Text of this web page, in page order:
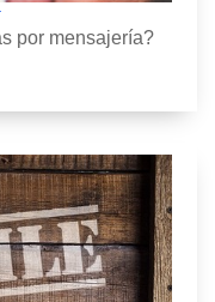
por mensajería?